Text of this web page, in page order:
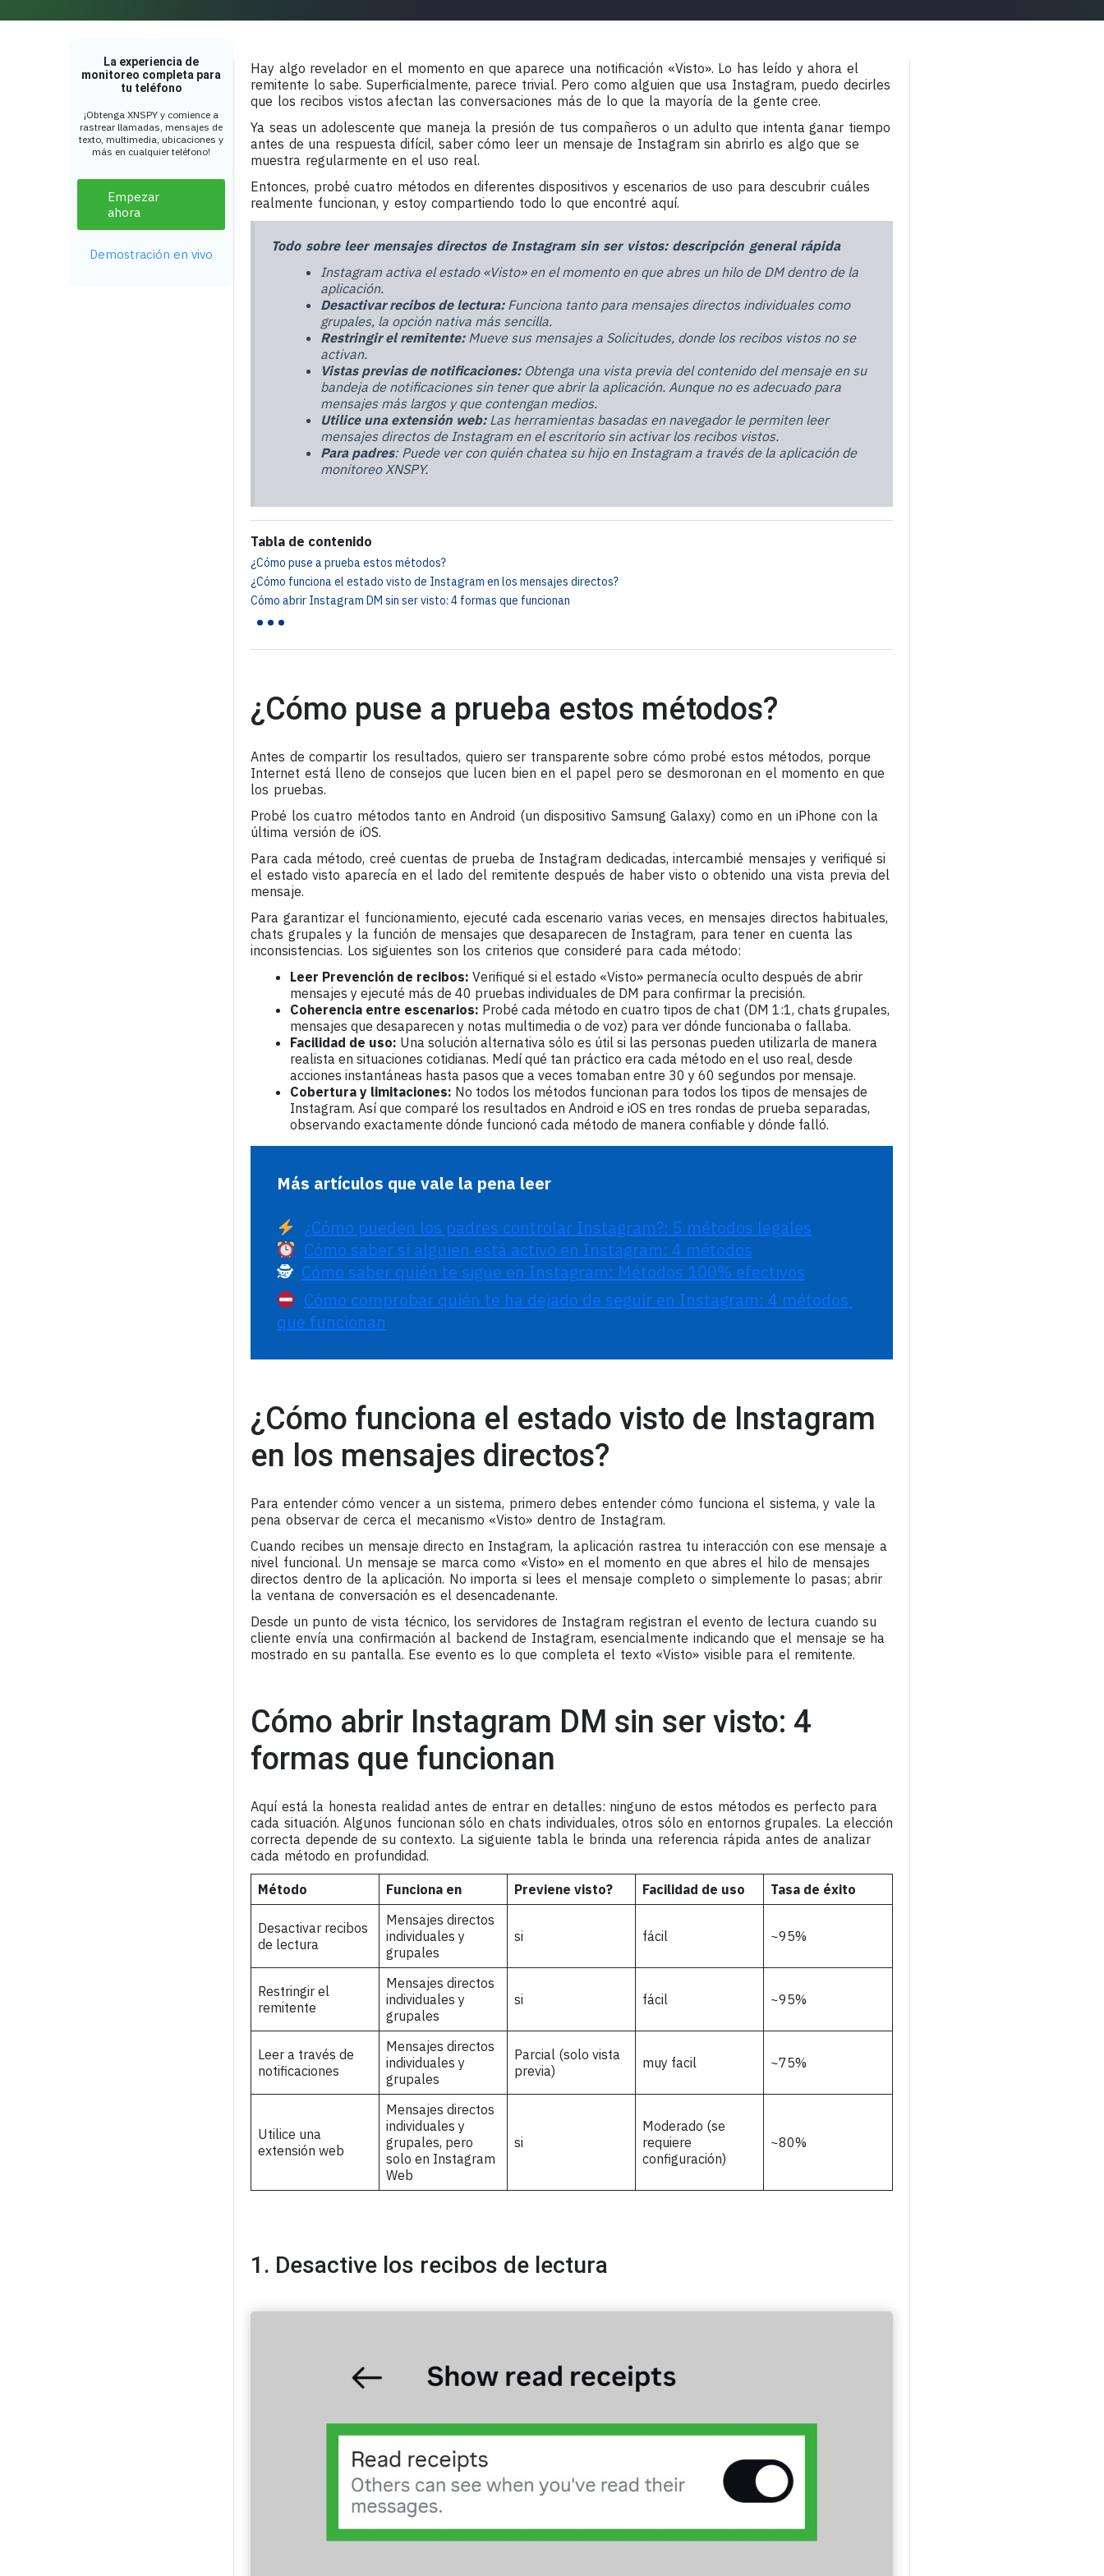
La experiencia de
monitoreo completa para
tu teléfono
¡Obtenga XNSPY y comience a
rastrear llamadas, mensajes de
texto, multimedia, ubicaciones y
más en cualquier teléfono!
Empezar
ahora
Demostración en vivo
Hay algo revelador en el momento en que aparece una notificación «Visto». Lo has leído y ahora el
remitente lo sabe. Superficialmente, parece trivial. Pero como alguien que usa Instagram, puedo decirles
que los recibos vistos afectan las conversaciones más de lo que la mayoría de la gente cree.
Ya seas un adolescente que maneja la presión de tus compañeros o un adulto que intenta ganar tiempo
antes de una respuesta difícil, saber cómo leer un mensaje de Instagram sin abrirlo es algo que se
muestra regularmente en el uso real.
Entonces, probé cuatro métodos en diferentes dispositivos y escenarios de uso para descubrir cuáles
realmente funcionan, y estoy compartiendo todo lo que encontré aquí.
Todo sobre leer mensajes directos de Instagram sin ser vistos: descripción general rápida
Instagram activa el estado «Visto» en el momento en que abres un hilo de DM dentro de la
aplicación.
Desactivar recibos de lectura:Funciona tanto para mensajes directos individuales como
grupales, la opción nativa más sencilla.
Restringir el remitente:Mueve sus mensajes a Solicitudes, donde los recibos vistos no se
activan.
Vistas previas de notificaciones: Obtenga una vista previa del contenido del mensaje en su
bandeja de notificaciones sin tener que abrir la aplicación. Aunque no es adecuado para
mensajes más largos y que contengan medios.
Utilice una extensión web: Las herramientas basadas en navegador le permiten leer
mensajes directos de Instagram en el escritorio sin activar los recibos vistos.
Para padres: Puede ver con quién chatea su hijo en Instagram a través de la aplicación de
monitoreo XNSPY.
Tabla de contenido
¿Cómo puse a prueba estos métodos?
¿Cómo funciona el estado visto de Instagram en los mensajes directos?
Cómo abrir Instagram DM sin ser visto: 4 formas que funcionan
...
¿Cómo puse a prueba estos métodos?
Antes de compartir los resultados, quiero ser transparente sobre cómo probé estos métodos, porque
Internet está lleno de consejos que lucen bien en el papel pero se desmoronan en el momento en que
los pruebas.
Probé los cuatro métodos tanto en Android (un dispositivo Samsung Galaxy) como en un iPhone con la
última versión de iOS.
Para cada método, creé cuentas de prueba de Instagram dedicadas, intercambié mensajes y verifiqué si
el estado visto aparecía en el lado del remitente después de haber visto o obtenido una vista previa del
mensaje.
Para garantizar el funcionamiento, ejecuté cada escenario varias veces, en mensajes directos habituales,
chats grupales y la función de mensajes que desaparecen de Instagram, para tener en cuenta las
inconsistencias. Los siguientes son los criterios que consideré para cada método:
Leer Prevención de recibos: Verifiqué si el estado «Visto» permanecía oculto después de abrir
mensajes y ejecuté más de 40 pruebas individuales de DM para confirmar la precisión.
Coherencia entre escenarios: Probé cada método en cuatro tipos de chat (DM 1:1, chats grupales,
mensajes que desaparecen y notas multimedia o de voz) para ver dónde funcionaba o fallaba.
Facilidad de uso: Una solución alternativa sólo es útil si las personas pueden utilizarla de manera
realista en situaciones cotidianas. Medí qué tan práctico era cada método en el uso real, desde
acciones instantáneas hasta pasos que a veces tomaban entre 30 y 60 segundos por mensaje.
Cobertura y limitaciones: No todos los métodos funcionan para todos los tipos de mensajes de
Instagram. Así que comparé los resultados en Android e iOS en tres rondas de prueba separadas,
observando exactamente dónde funcionó cada método de manera confiable y dónde falló.
Más artículos que vale la pena leer
¿Cómo pueden los padres controlar Instagram?: 5 métodos legales
Cómo saber si alguien está activo en Instagram: 4 métodos
🕵️ Cómo saber quién te sigue en Instagram: Métodos 100% efectivos
Cómo comprobar quién te ha dejado de seguir en Instagram: 4 métodos
que funcionan
¿Cómo funciona el estado visto de Instagram
en los mensajes directos?
Para entender cómo vencer a un sistema, primero debes entender cómo funciona el sistema, y vale la
pena observar de cerca el mecanismo «Visto» dentro de Instagram.
Cuando recibes un mensaje directo en Instagram, la aplicación rastrea tu interacción con ese mensaje a
nivel funcional. Un mensaje se marca como «Visto» en el momento en que abres el hilo de mensajes
directos dentro de la aplicación. No importa si lees el mensaje completo o simplemente lo pasas; abrir
la ventana de conversación es el desencadenante.
Desde un punto de vista técnico, los servidores de Instagram registran el evento de lectura cuando su
cliente envía una confirmación al backend de Instagram, esencialmente indicando que el mensaje se ha
mostrado en su pantalla. Ese evento es lo que completa el texto «Visto» visible para el remitente.
Cómo abrir Instagram DM sin ser visto: 4
formas que funcionan
Aquí está la honesta realidad antes de entrar en detalles: ninguno de estos métodos es perfecto para
cada situación. Algunos funcionan sólo en chats individuales, otros sólo en entornos grupales. La elección
correcta depende de su contexto. La siguiente tabla le brinda una referencia rápida antes de analizar
cada método en profundidad.
Método Funciona en Previene visto? Facilidad de uso Tasa de éxito
Desactivar recibos
de lectura
Mensajes directos
individuales y
grupales
si fácil ~95%
Restringir el
remitente
Mensajes directos
individuales y
grupales
si fácil ~95%
Leer a través de
notificaciones
Mensajes directos
individuales y
grupales
Parcial (solo vista
previa)
muy facil ~75%
Utilice una
extensión web
Mensajes directos
individuales y
grupales, pero
solo en Instagram
Web
si
Moderado (se
requiere
configuración)
~80%
1. Desactive los recibos de lectura